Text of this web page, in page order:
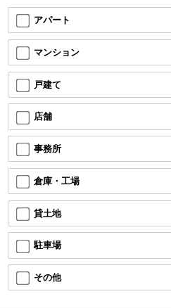
アパート
マンション
戸建て
店舗
事務所
倉庫・工場
貸土地
駐車場
その他